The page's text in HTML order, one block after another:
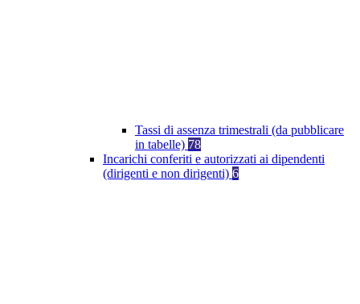
Tassi di assenza trimestrali (da pubblicare
in tabelle) 78
Incarichi conferiti e autorizzati ai dipendenti
(dirigenti e non dirigenti) 6